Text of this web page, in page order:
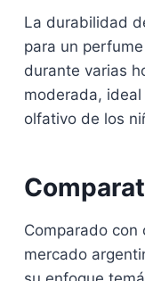
La durabilidad
para un
durante varias
moderada,
olfativo de los
Comparado
mercado